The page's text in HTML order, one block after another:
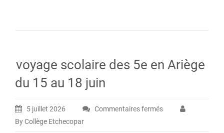
voyage scolaire des 5e en Ariège
du 15 au 18 juin
5 juillet 2026 Commentaires ferméssur
By Collège Etchecopar